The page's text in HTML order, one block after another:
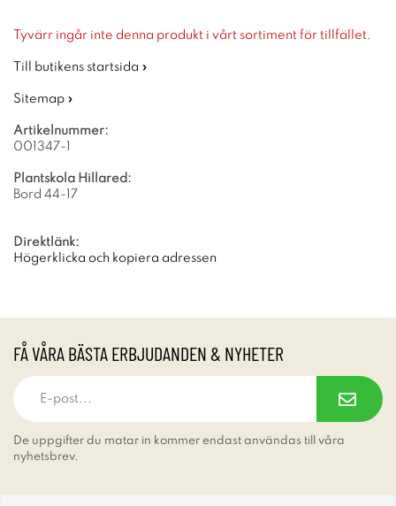
Tyvärr ingår inte denna produkt i vårt sortiment för tillfället.
Till butikens startsida »
Sitemap »
Artikelnummer:
001347-1
Plantskola Hillared:
Bord 44-17
Direktlänk:
Högerklicka och kopiera adressen
FÅ VÅRA BÄSTA ERBJUDANDEN & NYHETER
De uppgifter du matar in kommer endast användas till våra
nyhetsbrev.